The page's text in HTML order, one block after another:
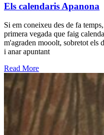
Els calendaris Apanona
Si em coneixeu des de fa
primera vegada que faig
m'agraden mooolt, sobretot els
i anar apuntant
Read More